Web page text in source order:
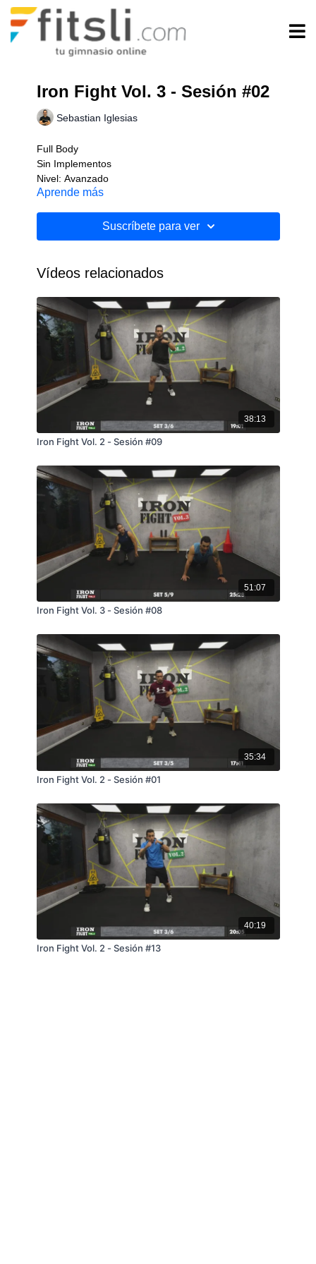
Iron Fight Vol. 3 - Sesión #02
Sebastian Iglesias
Full Body
Sin Implementos
Nivel: Avanzado
Aprende más
Suscríbete para ver
Vídeos relacionados
38:13
Iron Fight Vol. 2 - Sesión #09
51:07
Iron Fight Vol. 3 - Sesión #08
35:34
Iron Fight Vol. 2 - Sesión #01
40:19
Iron Fight Vol. 2 - Sesión #13